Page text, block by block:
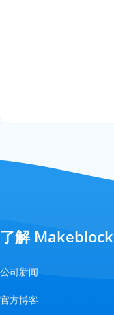
了解 Makeblock
公司新闻
官方博客